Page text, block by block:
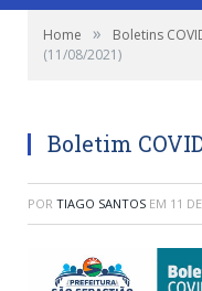
Home » Boletins
(11/08/2021)
Boletim
POR TIAGO SANTOS EM 11